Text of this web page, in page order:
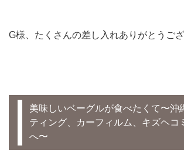
G様、たくさんの差し入れありがとうご
美味しいベーグルが食べたくて〜沖
ティング、カーフィルム、キズヘコ
へ〜